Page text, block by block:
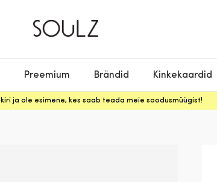
Preemium Brändid Kinkekaardid
ja ole esimene, kes saab teada meie soodusmüügist!